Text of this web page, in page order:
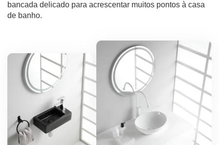
bancada delicado para acrescentar muitos pontos à casa
de banho.